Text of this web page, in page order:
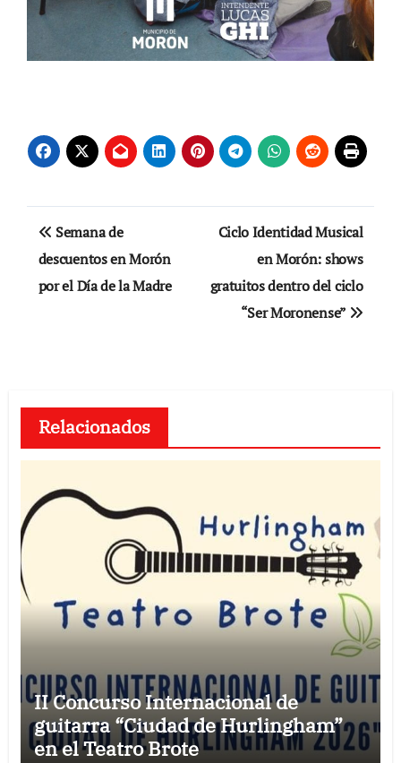
Navegación
de
entradas
Semana de
descuentos en Morón
por el Día de la Madre
Ciclo Identidad Musical
en Morón: shows
gratuitos dentro del ciclo
“Ser Moronense”
Relacionados
II Concurso Internacional de
guitarra “Ciudad de Hurlingham”
en el Teatro Brote